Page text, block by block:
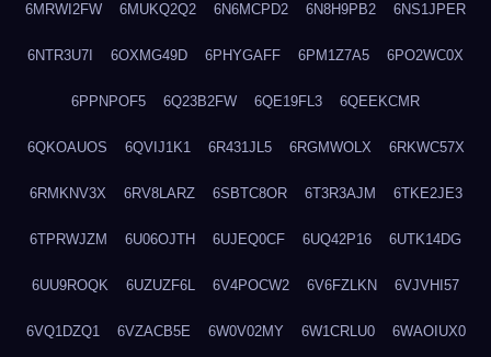
6MRWI2FW 6MUKQ2Q2 6N6MCPD2 6N8H9PB2 6NS1JPER
6NTR3U7I 6OXMG49D 6PHYGAFF 6PM1Z7A5 6PO2WC0X
6PPNPOF5 6Q23B2FW 6QE19FL3 6QEEKCMR
6QKOAUOS 6QVIJ1K1 6R431JL5 6RGMWOLX 6RKWC57X
6RMKNV3X 6RV8LARZ 6SBTC8OR 6T3R3AJM 6TKE2JE3
6TPRWJZM 6U06OJTH 6UJEQ0CF 6UQ42P16 6UTK14DG
6UU9ROQK 6UZUZF6L 6V4POCW2 6V6FZLKN 6VJVHI57
6VQ1DZQ1 6VZACB5E 6W0V02MY 6W1CRLU0 6WAOIUX0